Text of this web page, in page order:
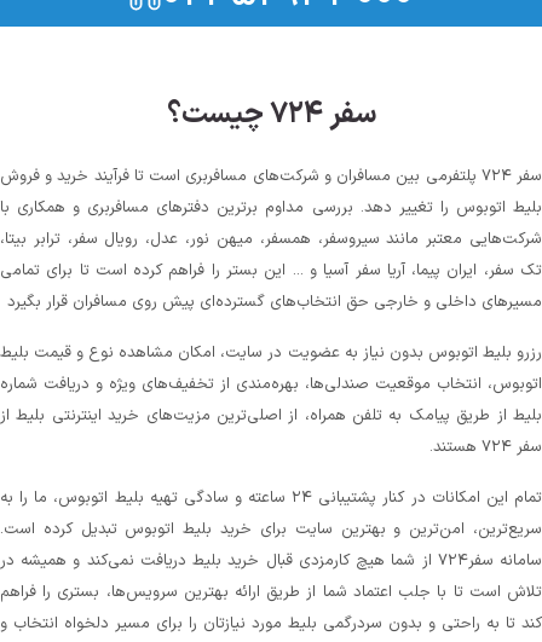
سفر ۷۲۴ چیست؟
سفر ۷۲۴ پلتفرمی بین مسافران و شرکت‌های مسافربری است تا فرآیند خرید و فروش
اتوبوس را تغییر دهد. بررسی مداوم برترین دفترهای مسافربری و همکاری با
معتبر مانند سیروسفر، همسفر، میهن‌ نور، عدل، رویال سفر، ترابر بیتا،
سفر، ایران پیما، آریا سفر آسیا و ... این بستر را فراهم کرده است تا برای تمامی
داخلی و خارجی حق انتخاب‌های گسترده‌ای پیش روی مسافران قرار بگیرد
بلیط اتوبوس بدون نیاز به عضویت در سایت، امکان مشاهده نوع و قیمت بلیط
انتخاب موقعیت صندلی‌ها، بهره‌مندی از تخفیف‌های ویژه و دریافت شماره‌
از طریق پیامک به تلفن همراه، از اصلی‌ترین مزیت‌های خرید اینترنتی بلیط از
هستند.
تمام این امکانات در کنار پشتیبانی‌ ۲۴ ساعته و سادگی تهیه بلیط اتوبوس، ما را به
امن‌ترین و بهترین سایت برای خرید بلیط اتوبوس تبدیل کرده است.
سامانه سفر۷۲۴ از شما هیچ کارمزدی قبال خرید بلیط دریافت نمی‌کند و همیشه در
است تا با جلب اعتماد شما از طریق ارائه بهترین سرویس‌ها، بستری را فراهم
تا به راحتی و بدون سردرگمی بلیط مورد نیازتان را برای مسیر دلخواه انتخاب و